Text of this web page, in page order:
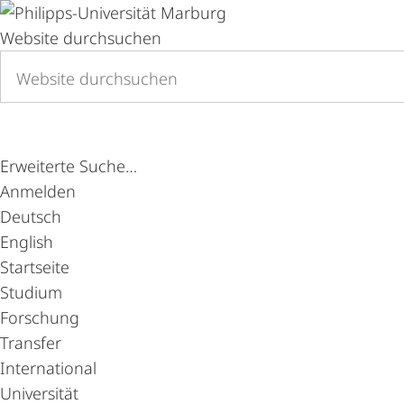
Website durchsuchen
Erweiterte Suche…
Anmelden
Deutsch
English
Startseite
Studium
Forschung
Transfer
International
Universität